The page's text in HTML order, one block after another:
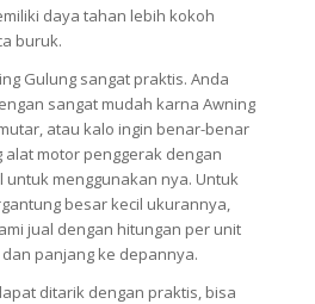
daya tahan lebih kokoh
buruk.
Gulung sangat praktis. Anda
sangat mudah karna Awning
atau kalo ingin benar-benar
motor penggerak dengan
untuk menggunakan nya. Untuk
besar kecil ukurannya,
jual dengan hitungan per unit
panjang ke depannya.
ditarik dengan praktis, bisa